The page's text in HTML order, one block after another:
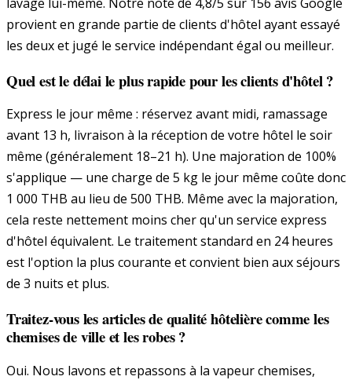
provient en grande partie de clients d'hôtel ayant essayé
les deux et jugé le service indépendant égal ou meilleur.
Quel est le délai le plus rapide pour les clients d'hôtel ?
Express le jour même : réservez avant midi, ramassage
avant 13 h, livraison à la réception de votre hôtel le soir
même (généralement 18–21 h). Une majoration de 100%
s'applique — une charge de 5 kg le jour même coûte donc
1 000 THB au lieu de 500 THB. Même avec la majoration,
cela reste nettement moins cher qu'un service express
d'hôtel équivalent. Le traitement standard en 24 heures
est l'option la plus courante et convient bien aux séjours
de 3 nuits et plus.
Traitez-vous les articles de qualité hôtelière comme les
chemises de ville et les robes ?
Oui. Nous lavons et repassons à la vapeur chemises,